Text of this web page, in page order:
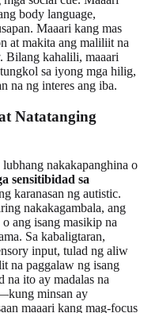
body language,
Maaari kang mas
at makita ang maliliit na
Bilang kahalili, maaari
sa iyong mga hilig,
na ng interes ang iba.
Natatanging
nakakapanghina o
sensitibidad sa
karanasan ng autistic.
nakakagambala, ang
ang isang masikip na
Sa kabaligtaran,
input, tulad ng aliw
na paggalaw ng isang
na ito ay madalas na
minsan ay
maaari kang mag-focus